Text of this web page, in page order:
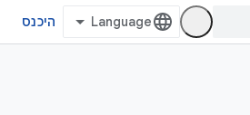
היכנס